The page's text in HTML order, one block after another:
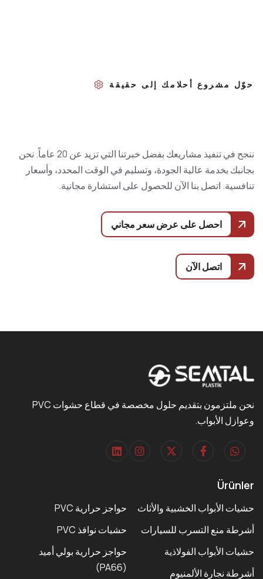
حوّل مشروع أحلامك إلى حقيقة
ننجح في تنفيذ مشاريعك بفضل خبرتنا التي تزيد عن 20 عاماً. نحن
بجانبك بخدمة عالية الجودة، وتسليم في الوقت المحدد، وأسعار
تنافسية. اتصل بنا الآن للحصول على استشارة مجانية.
احصل على عرض سعر مجاني
اتصل الآن
نحن ملتزمون بتقديم حلول مخصصة في قطاع حشوات PVC
وعوازل الأبواب.
Ürünler
حشيات الأبواب الخشبية والأثاث
أشرطة منع التسرب للسيارات
حشيات الأبواب الفولاذية
أشرطة نجارة الألمنيوم
حواجز حرارية PVC
حشيات نوافذ PVC
حواجز حرارية بولي أميد
(PA66)